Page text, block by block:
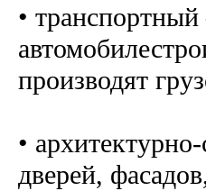
•
производят
•
дверей,